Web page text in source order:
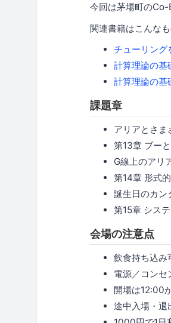
今回は茅場町のCo-
関連書籍はこんな
チューリング
計算理論の基
計算理論の基
課題章
アリアとさ
第13章 ブー
G線上のアリ
第14章 形式
誕生日のカ
第15章 シス
会場の注意点
飲食持ち込み
電源／コンセ
開場は12:00
途中入場・退